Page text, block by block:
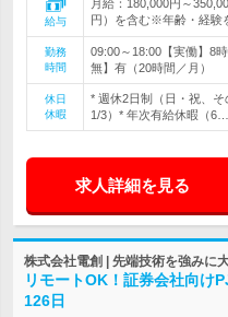
給与
月給：180,000円～
円）を含む※年齢・経験
勤務
時間
09:00～18:00【実働】8
無】有（20時間／月）
休日
休暇
* 週休2日制（日・祝、
1/3）* 年次有給休暇（6…
求人詳細を見る
株式会社電創 | 先端技術を強みに
リモートOK！証券会社向け
126日